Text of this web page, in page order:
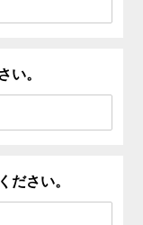
い。
ださい。